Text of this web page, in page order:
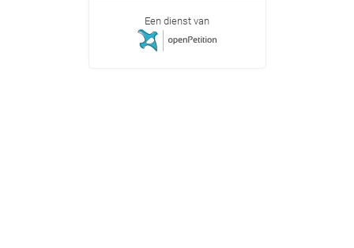
Een dienst van